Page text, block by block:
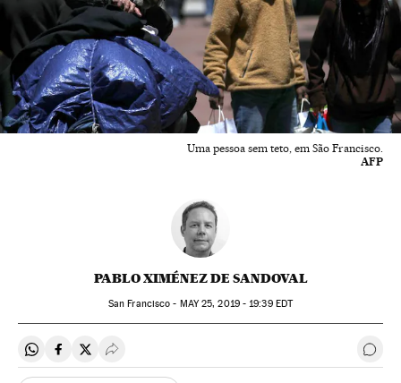
Uma pessoa sem teto, em São Francisco.
AFP
PABLO XIMÉNEZ DE SANDOVAL
San Francisco - MAY25, 2019 - 19:39EDT
Compartir en Whatsapp
Compartir en Facebook
Compartir en Twitter
Desplegar Redes Sociales